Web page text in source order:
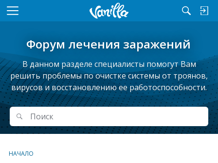
M
Форум лечения заражений
В данном разделе специалисты помогут Вам
решить проблемы по очистке системы от троянов,
вирусов и восстановлению ее работоспособности.
Поиск
Поиск
НАЧАЛО